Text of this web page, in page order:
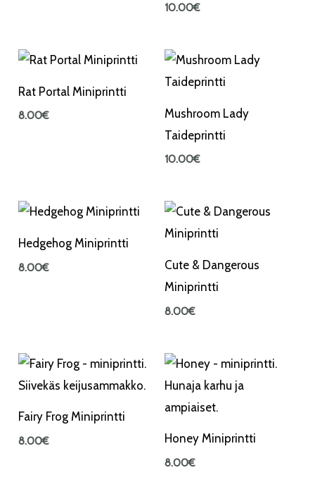
10.00€
Rat Portal Miniprintti
8.00€
Mushroom Lady
Taideprintti
10.00€
Hedgehog Miniprintti
8.00€
Cute & Dangerous
Miniprintti
8.00€
Fairy Frog Miniprintti
8.00€ Honey Miniprintti
8.00€